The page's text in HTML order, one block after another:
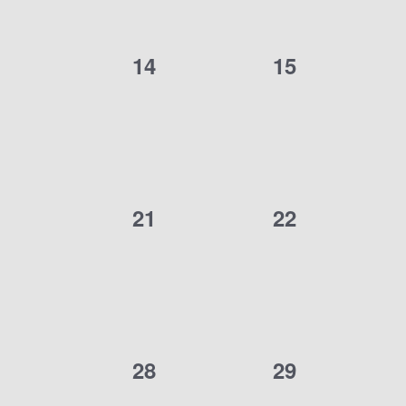
0
14
0
15
0
21
0
22
0
28
0
29